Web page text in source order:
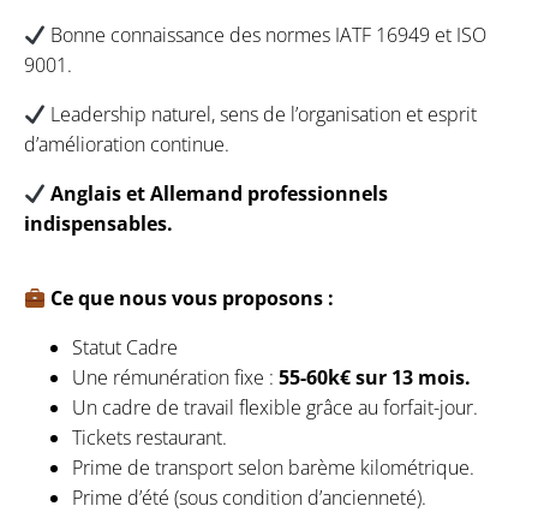
Bonne connaissance des normes IATF 16949 et ISO
9001.
Leadership naturel, sens de l’organisation et esprit
d’amélioration continue.
Anglais et Allemand professionnels
indispensables.
Ce que nous vous proposons :
Statut Cadre
Une rémunération fixe : 55-60k€ sur 13 mois.
Un cadre de travail flexible grâce au forfait-jour.
Tickets restaurant.
Prime de transport selon barème kilométrique.
Prime d’été (sous condition d’ancienneté).